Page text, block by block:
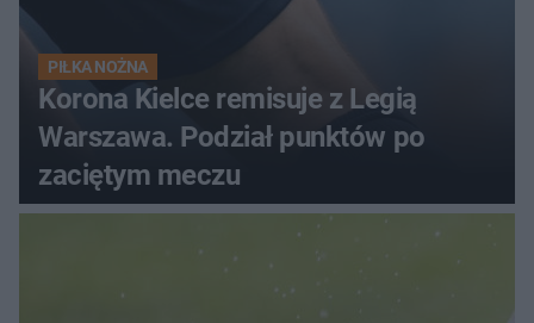
PIŁKA NOŻNA
Korona Kielce remisuje z Legią
Warszawa. Podział punktów po
zaciętym meczu